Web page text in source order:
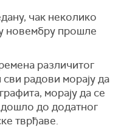
чак неколико
новембру прошле
различитог
сви радови морају да
морају да се
дошло до додатног
тврђаве.